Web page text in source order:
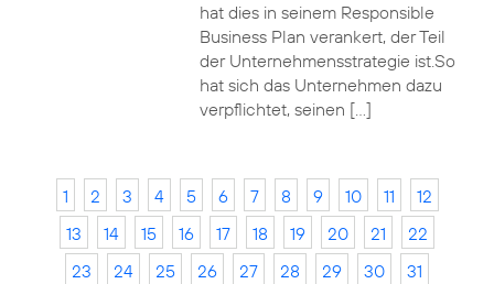
hat dies in seinem Responsible
Business Plan verankert, der Teil
der Unternehmensstrategie ist.So
hat sich das Unternehmen dazu
verpflichtet, seinen […]
1 2 3 4 5 6 7 8 9 10 11
12
13
14 15 16 17 18 19 20 21
22
23
24 25 26 27 28 29 30
31